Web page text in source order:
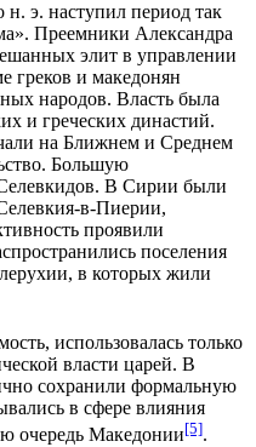
н. э. наступил период так
Преемники Александра
элит в управлении
греков и македонян
народов. Власть была
и греческих династий.
на Ближнем и Среднем
Большую
В Сирии были
в-Пиерии,
проявили
поселения
, в которых жили
использовалась только
власти царей. В
сохранили формальную
в сфере влияния
очередь Македонии[5].